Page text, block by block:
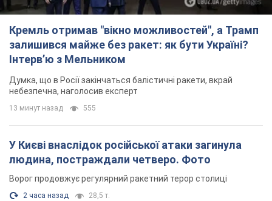
Кремль отримав "вікно можливостей", а Трамп
залишився майже без ракет: як бути Україні?
Інтерв’ю з Мельником
Думка, що в Росії закінчаться балістичні ракети, вкрай
небезпечна, наголосив експерт
13 минут назад 555
У Києві внаслідок російської атаки загинула
людина, постраждали четверо. Фото
Ворог продовжує регулярний ракетний терор столиці
2 часа назад 28,5 т.